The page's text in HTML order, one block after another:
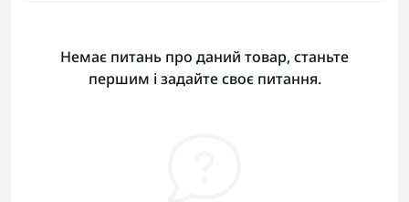
Немає питань про даний товар, станьте
першим і задайте своє питання.